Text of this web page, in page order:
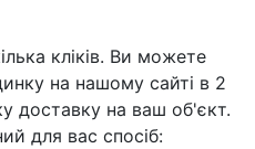
кліків. Ви можете
на нашому сайті в 2
доставку на ваш об'єкт.
для вас спосіб: